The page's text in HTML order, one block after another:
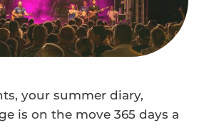
your summer diary,
is on the move 365 days a